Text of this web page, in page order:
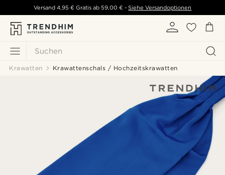
Suchen
Versand 4,95 € Gratis ab59,00 € - Siehe Versandoptionen
Krawatten Krawattenschals / Hochzeitskrawatten